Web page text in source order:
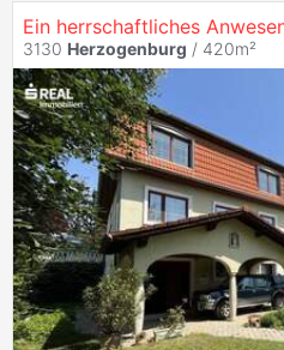
3130 Herzogenburg / 420m²